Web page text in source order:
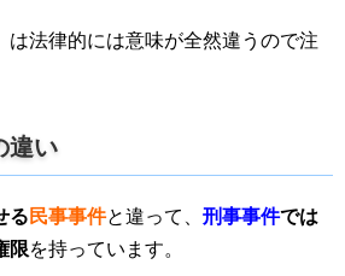
は法律的には意味が全然違うので注
違い
る 民事事件と違って、 刑事事件では
限を持っています。